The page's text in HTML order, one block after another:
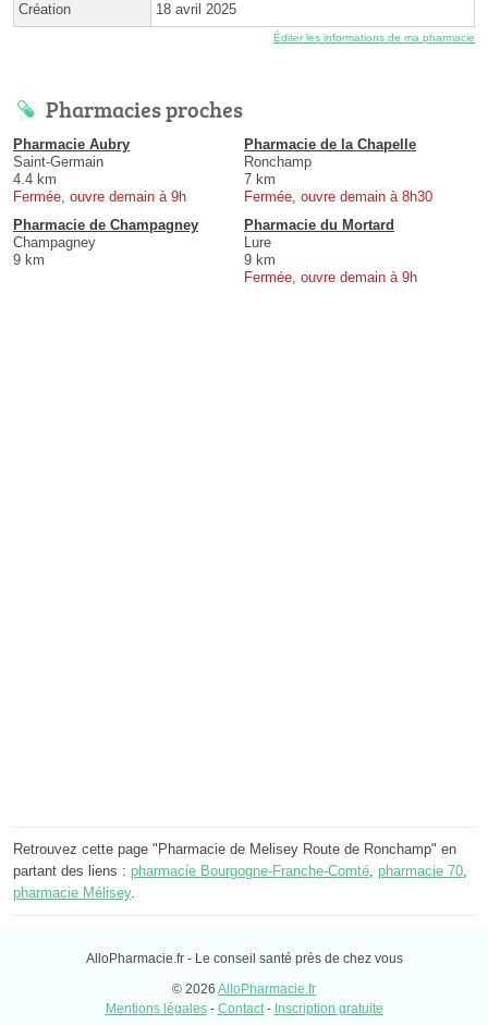
Création 18 avril 2025
Éditer les informations de ma pharmacie
Pharmacies proches
Pharmacie Aubry
Saint-Germain
4.4 km
Fermée, ouvre demain à 9h
Pharmacie de la Chapelle
Ronchamp
7 km
Fermée, ouvre demain à 8h30
Pharmacie de Champagney
Champagney
9 km
Pharmacie du Mortard
Lure
9 km
Fermée, ouvre demain à 9h
Retrouvez cette page "Pharmacie de Melisey Route de Ronchamp" en
partant des liens : pharmacie Bourgogne-Franche-Comté, pharmacie 70,
pharmacie Mélisey.
AlloPharmacie.fr - Le conseil santé près de chez vous
© 2026 AlloPharmacie.fr
Mentions légales- Contact- Inscription gratuite